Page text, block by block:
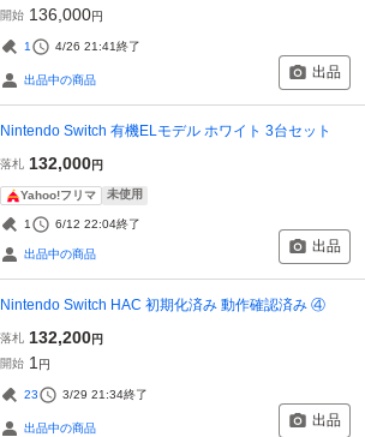
開始 136,000円
1 4/26 21:41終了
出品中の商品 出品
Nintendo Switch 有機ELモデル ホワイト 3台セット
落札 132,000円
Yahoo!フリマ 未使用
1 6/12 22:04終了
出品中の商品 出品
Nintendo Switch HAC 初期化済み 動作確認済み ④
落札 132,200円
開始 1 円
23 3/29 21:34終了
出品中の商品 出品